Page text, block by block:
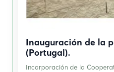
Inauguración de la
(Portugal).
Incorporación de la